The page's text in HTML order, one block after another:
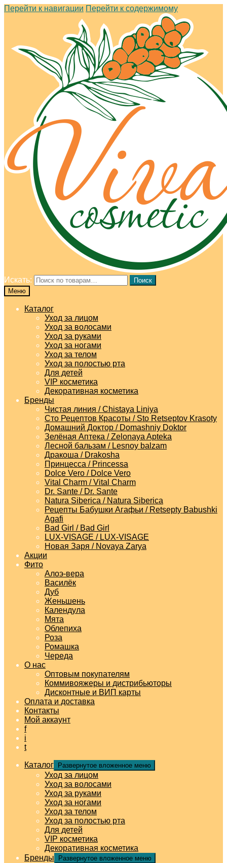
Перейти к навигации Перейти к содержимому
Искать:
Поиск
Меню
Каталог
Уход за лицом
Уход за волосами
Уход за руками
Уход за ногами
Уход за телом
Уход за полостью рта
Для детей
VIP косметика
Декоративная косметика
Бренды
Чистая линия / Chistaya Liniya
Сто Рецептов Красоты / Sto Retseptov Krasoty
Домашний Доктор / Domashniy Doktor
Зелёная Аптека / Zelonaya Apteka
Лесной бальзам / Lesnoy balzam
Дракоша / Drakosha
Принцесса / Princessa
Dolce Vero / Dolce Vero
Vital Charm / Vital Charm
Dr. Sante / Dr. Sante
Natura Siberica / Natura Siberica
Рецепты Бабушки Агафьи / Retsepty Babushki
Agafi
Bad Girl / Bad Girl
LUX-VISAGE / LUX-VISAGE
Новая Заря / Novaya Zarya
Акции
Фито
Алоэ-вера
Василёк
Дуб
Женьшень
Календула
Мята
Облепиха
Роза
Ромашка
Череда
О нас
Оптовым покупателям
Коммивояжеры и дистрибьюторы
Дисконтные и ВИП карты
Оплата и доставка
Контакты
Мой аккаунт
f
i
t
Каталог Развернутое вложенное меню
Уход за лицом
Уход за волосами
Уход за руками
Уход за ногами
Уход за телом
Уход за полостью рта
Для детей
VIP косметика
Декоративная косметика
Бренды
Развернутое вложенное меню